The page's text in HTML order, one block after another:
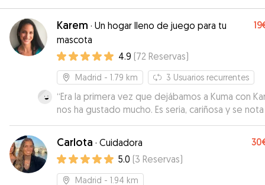
Karem · Un hogar lleno de juego para tu
mascota
4.9 (72 Reservas)
Madrid - 1.79 km 3 Usuarios recurrentes
“Era la primera vez que dejábamos a Kuma con
nos ha gustado mucho. Es seria, cariñosa y se
ha cuidado de muchos perros. Tiene terraza y un
parque grande al lado de su casa. Seguramente
repetiremos cuando tengamos que ir de viaje. ”
Carlota · Cuidadora
5.0 (3 Reservas)
Madrid - 1.94 km